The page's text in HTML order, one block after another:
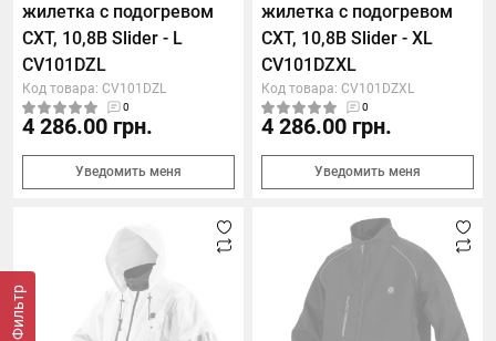
Фильтр
жилетка с подогревом
СXT, 10,8В Slider - L
CV101DZL
Код товара: CV101DZL
0
4 286.00 грн.
Уведомить меня
жилетка с подогревом
СXT, 10,8В Slider - XL
CV101DZXL
Код товара: CV101DZXL
0
4 286.00 грн.
Уведомить меня